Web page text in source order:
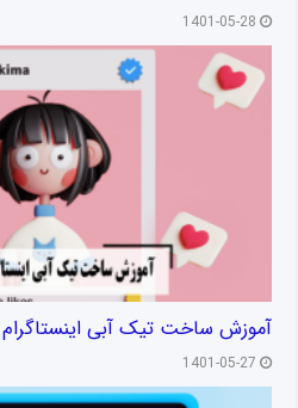
1401-05-28
آموزش ساخت تیک آبی
1401-05-27